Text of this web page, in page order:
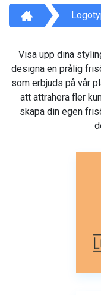
Visa upp dina
designa en prålig
som erbjuds på vår
att attrahera fler
skapa din egen